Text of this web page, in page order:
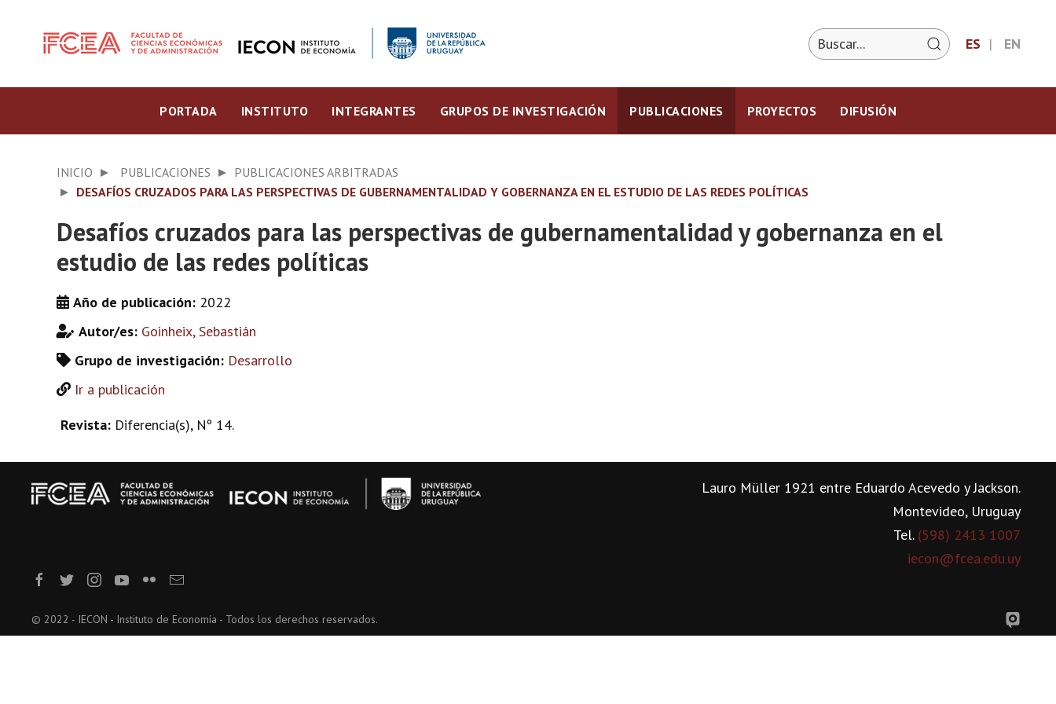
ES EN
PORTADA INSTITUTO INTEGRANTES GRUPOS DE INVESTIGACIÓN PUBLICACIONES PROYECTOS DIFUSIÓN
INICIO PUBLICACIONES
PUBLICACIONES ARBITRADAS
DESAFÍOS CRUZADOS PARA LAS PERSPECTIVAS DE GUBERNAMENTALIDAD Y GOBERNANZA EN EL ESTUDIO DE LAS REDES POLÍTICAS
Desafíos cruzados para las perspectivas de gubernamentalidad y gobernanza en el
estudio de las redes políticas
Año de publicación: 2022
Autor/es: Goinheix, Sebastián
Grupo de investigación: Desarrollo
Ir a publicación
Revista: Diferencia(s), Nº 14.
Lauro Müller 1921 entre Eduardo Acevedo y Jackson.
Montevideo, Uruguay
Tel. (598) 2413 1007
iecon@fcea.edu.uy
© 2022 - IECON - Instituto de Economía - Todos los derechos reservados.